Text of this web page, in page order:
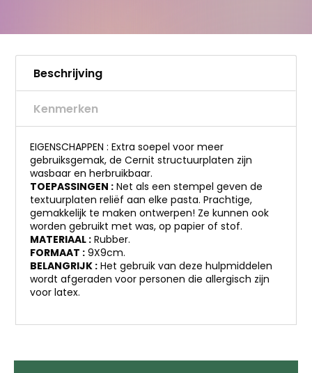
Beschrijving
Kenmerken
EIGENSCHAPPEN : Extra soepel voor meer
gebruiksgemak, de Cernit structuurplaten zijn
wasbaar en herbruikbaar.
TOEPASSINGEN : Net als een stempel geven de
textuurplaten reliëf aan elke pasta. Prachtige,
gemakkelijk te maken ontwerpen! Ze kunnen ook
worden gebruikt met was, op papier of stof.
MATERIAAL : Rubber.
FORMAAT : 9X9cm.
BELANGRIJK : Het gebruik van deze hulpmiddelen
wordt afgeraden voor personen die allergisch zijn
voor latex.